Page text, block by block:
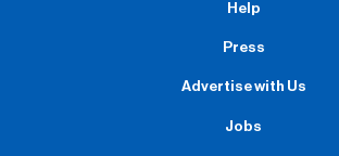
Help
Press
Advertise with Us
Jobs